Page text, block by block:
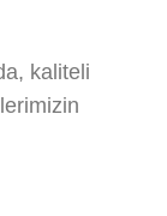
kaliteli